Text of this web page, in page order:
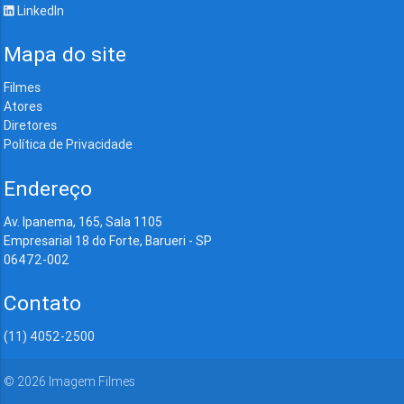
LinkedIn
Mapa do site
Filmes
Atores
Diretores
Política de Privacidade
Endereço
Av. Ipanema, 165, Sala 1105
Empresarial 18 do Forte, Barueri - SP
06472-002
Contato
(11) 4052-2500
© 2026 Imagem Filmes